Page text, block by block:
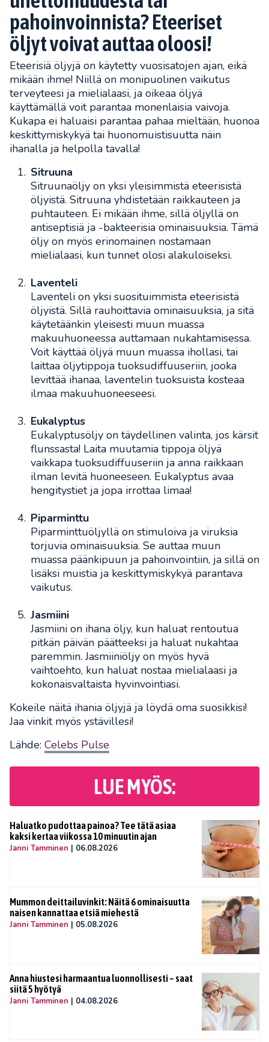
pahoinvoinnista? Eteeriset
öljyt voivat auttaa oloosi!
Eteerisiä öljyjä on käytetty vuosisatojen ajan, eikä
mikään ihme! Niillä on monipuolinen vaikutus
terveyteesi ja mielialaasi, ja oikeaa öljyä
käyttämällä voit parantaa monenlaisia vaivoja.
Kukapa ei haluaisi parantaa pahaa mieltään, huonoa
keskittymiskykyä tai huonomuistisuutta näin
ihanalla ja helpolla tavalla!
Sitruuna
Sitruunaöljy on yksi yleisimmistä eteerisistä
öljyistä. Sitruuna yhdistetään raikkauteen ja
puhtauteen. Ei mikään ihme, sillä öljyllä on
antiseptisiä ja -bakteerisia ominaisuuksia. Tämä
öljy on myös erinomainen nostamaan
mielialaasi, kun tunnet olosi alakuloiseksi.
Laventeli
Laventeli on yksi suosituimmista eteerisistä
öljyistä. Sillä rauhoittavia ominaisuuksia, ja sitä
käytetäänkin yleisesti muun muassa
makuuhuoneessa auttamaan nukahtamisessa.
Voit käyttää öljyä muun muassa ihollasi, tai
laittaa öljytippoja tuoksudiffuuseriin, jooka
levittää ihanaa, laventelin tuoksuista kosteaa
ilmaa makuuhuoneeseesi.
Eukalyptus
Eukalyptusöljy on täydellinen valinta, jos kärsit
flunssasta! Laita muutamia tippoja öljyä
vaikkapa tuoksudiffuuseriin ja anna raikkaan
ilman levitä huoneeseen. Eukalyptus avaa
hengitystiet ja jopa irrottaa limaa!
Piparminttu
Piparminttuöljyllä on stimuloiva ja viruksia
torjuvia ominaisuuksia. Se auttaa muun
muassa päänkipuun ja pahoinvointiin, ja sillä on
lisäksi muistia ja keskittymiskykyä parantava
vaikutus.
Jasmiini
Jasmiini on ihana öljy, kun haluat rentoutua
pitkän päivän päätteeksi ja haluat nukahtaa
paremmin. Jasmiiniöljy on myös hyvä
vaihtoehto, kun haluat nostaa mielialaasi ja
kokonaisvaltaista hyvinvointiasi.
Kokeile näitä ihania öljyjä ja löydä oma suosikkisi!
Jaa vinkit myös ystävillesi!
Lähde: Celebs Pulse
LUE MYÖS:
Haluatko pudottaa painoa? Tee tätä asiaa
kaksi kertaa viikossa 10 minuutin ajan
Janni Tamminen | 06.08.2026
Mummon deittailuvinkit: Näitä 6 ominaisuutta
naisen kannattaa etsiä miehestä
Janni Tamminen | 05.08.2026
Anna hiustesi harmaantua luonnollisesti – saat
siitä 5 hyötyä
Janni Tamminen | 04.08.2026